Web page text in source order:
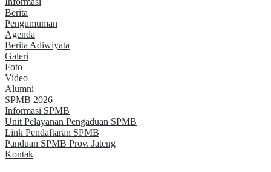
Berita
Pengumuman
Agenda
Berita Adiwiyata
Galeri
Foto
Video
Alumni
SPMB 2026
Informasi SPMB
Unit Pelayanan Pengaduan SPMB
Link Pendaftaran SPMB
Panduan SPMB Prov. Jateng
Kontak